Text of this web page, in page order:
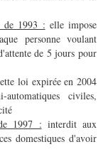
de 1993 : elle impose
personne voulant
de 5 jours pour
loi expirée en 2004
civiles,
1997 : interdit aux
domestiques d'avoir